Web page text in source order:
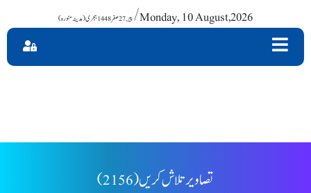
/ Monday, 10 August,2026
(2156) تصاویر تلاش کریں